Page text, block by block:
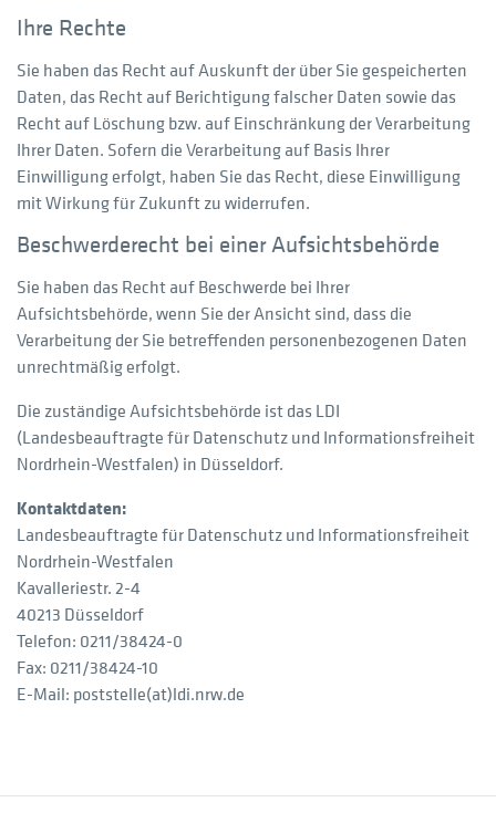
Ihre Rechte
Sie haben das Recht auf Auskunft der über Sie gespeicherten
Daten, das Recht auf Berichtigung falscher Daten sowie das
Recht auf Löschung bzw. auf Einschränkung der Verarbeitung
Ihrer Daten. Sofern die Verarbeitung auf Basis Ihrer
Einwilligung erfolgt, haben Sie das Recht, diese Einwilligung
mit Wirkung für Zukunft zu widerrufen.
Beschwerderecht bei einer Aufsichtsbehörde
Sie haben das Recht auf Beschwerde bei Ihrer
Aufsichtsbehörde, wenn Sie der Ansicht sind, dass die
Verarbeitung der Sie betreffenden personenbezogenen Daten
unrechtmäßig erfolgt.
Die zuständige Aufsichtsbehörde ist das LDI
(Landesbeauftragte für Datenschutz und Informationsfreiheit
Nordrhein-Westfalen) in Düsseldorf.
Kontaktdaten:
Landesbeauftragte für Datenschutz und Informationsfreiheit
Nordrhein-Westfalen
Kavalleriestr. 2-4
40213 Düsseldorf
Telefon: 0211/38424-0
Fax: 0211/38424-10
E-Mail: poststelle(at)ldi.nrw.de